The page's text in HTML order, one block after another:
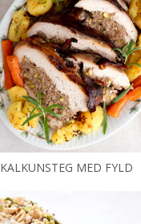
KALKUNSTEG MED FYLD